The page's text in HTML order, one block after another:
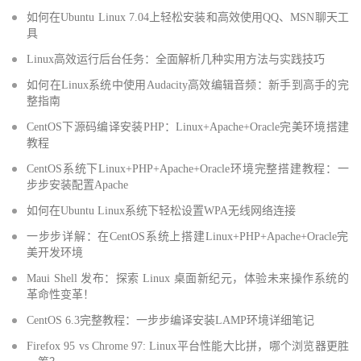
如何在Ubuntu Linux 7.04上轻松安装和高效使用QQ、MSN聊天工
具
Linux高效运行后台任务：全面解析几种实用方法与实践技巧
如何在Linux系统中使用Audacity高效编辑音频：新手到高手的完
整指南
CentOS下源码编译安装PHP：Linux+Apache+Oracle完美环境搭建
教程
CentOS系统下Linux+PHP+Apache+Oracle环境完整搭建教程：一
步步安装配置Apache
如何在Ubuntu Linux系统下轻松设置WPA无线网络连接
一步步详解：在CentOS系统上搭建Linux+PHP+Apache+Oracle完
美开发环境
Maui Shell 发布：探索 Linux 桌面新纪元，体验未来操作系统的
革命性变革！
CentOS 6.3完整教程：一步步编译安装LAMP环境详细笔记
Firefox 95 vs Chrome 97: Linux平台性能大比拼，哪个浏览器更胜